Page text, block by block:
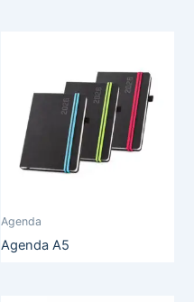
Agenda
Agenda A5